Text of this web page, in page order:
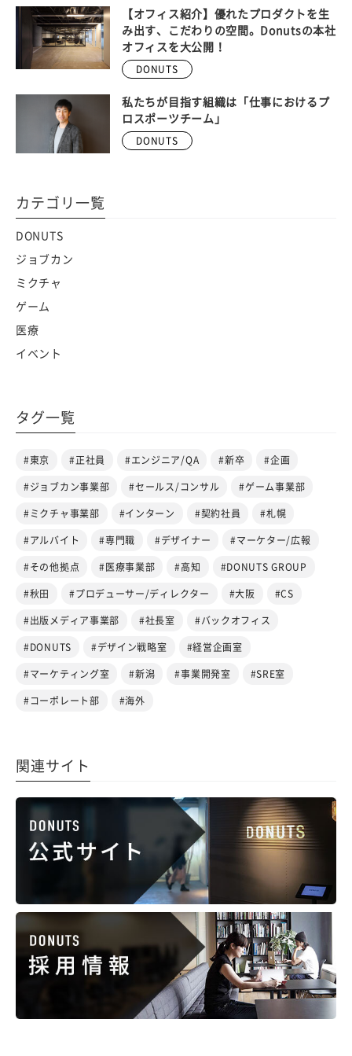
【オフィス紹介】優れたプロダクトを生
み出す、こだわりの空間。Donutsの本社
オフィスを大公開！
DONUTS
私たちが目指す組織は「仕事におけるプ
ロスポーツチーム」
DONUTS
カテゴリ一覧
DONUTS
ジョブカン
ミクチャ
ゲーム
医療
イベント
タグ一覧
#東京 #正社員 #エンジニア/QA #新卒 #企画
#ジョブカン事業部 #セールス/コンサル #ゲーム事業部
#ミクチャ事業部 #インターン #契約社員 #札幌
#アルバイト #専門職 #デザイナー #マーケター/広報
#その他拠点 #医療事業部 #高知 #DONUTS GROUP
#秋田 #プロデューサー/ディレクター #大阪 #CS
#出版メディア事業部 #社長室 #バックオフィス
#DONUTS #デザイン戦略室 #経営企画室
#マーケティング室 #新潟 #事業開発室 #SRE室
#コーポレート部 #海外
関連サイト